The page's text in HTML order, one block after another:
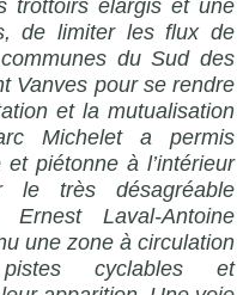
trottoirs élargis et une
de limiter les flux de
du Sud des
Vanves pour se rendre
et la mutualisation
Michelet a permis
piétonne à l’intérieur
le très désagréable
Ernest Laval-Antoine
une zone à circulation
cyclables et